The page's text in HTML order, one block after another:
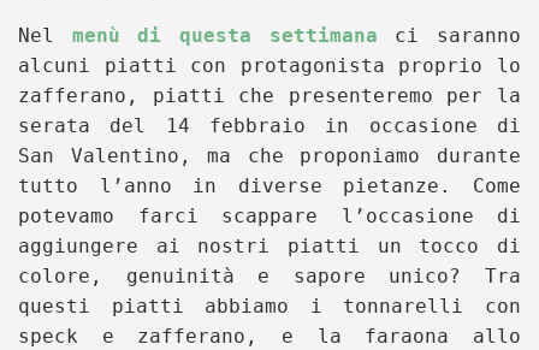
Nel menù di questa settimana ci saranno
alcuni piatti con protagonista proprio lo
zafferano, piatti che presenteremo per la
serata del 14 febbraio in occasione di
San Valentino, ma che proponiamo durante
tutto l’anno in diverse pietanze. Come
potevamo farci scappare l’occasione di
aggiungere ai nostri piatti un tocco di
colore, genuinità e sapore unico? Tra
questi piatti abbiamo i tonnarelli con
speck e zafferano, e la faraona allo